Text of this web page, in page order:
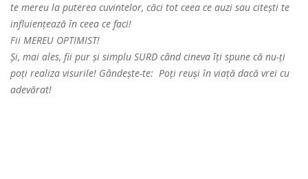
te mereu la puterea cuvintelor, căci tot ceea ce auzi sau citești te
influiențează în ceea ce faci!
Fii MEREU OPTIMIST!
Și, mai ales, fii pur și simplu SURD când cineva îți spune că nu-ți
poți realiza visurile! Gândește-te: Poți reuși în viață dacă vrei cu
adevărat!